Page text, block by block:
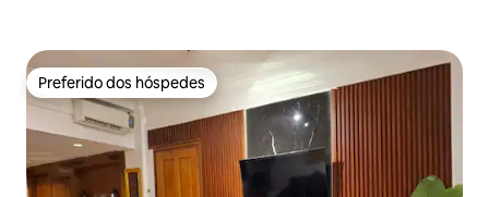
Preferido dos hóspedes
Preferido dos hóspedes